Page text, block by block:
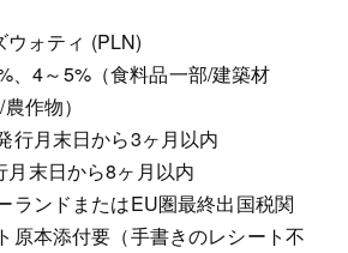
ウォティ (PLN)
、4～5%（食料品一部/建築材
作物）
行月末日から3ヶ月以内
末日から8ヶ月以内
ランドまたはEU圏最終出国税関
原本添付要（手書きのレシート不